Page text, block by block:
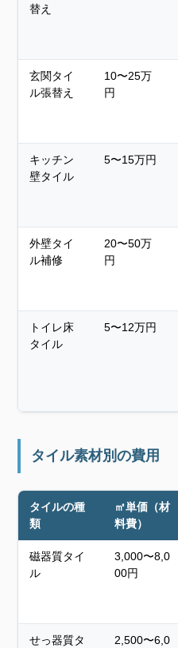
替え
玄関タイ
ル張替え
10〜25万
円
キッチン
壁タイル
5〜15万円
外壁タイ
ル補修
20〜50万
円
トイレ床
タイル
5〜12万円
タイル素材別の費用
タイルの種
類
㎡単価（材
料費）
磁器質タイ
ル
3,000〜8,0
00円
せっ器質タ
2,500〜6,0